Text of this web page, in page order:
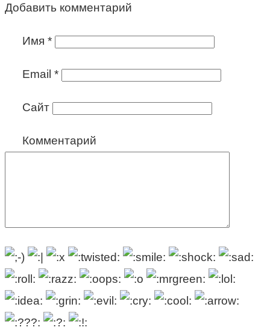
Добавить комментарий
Имя *
Email *
Сайт
Комментарий